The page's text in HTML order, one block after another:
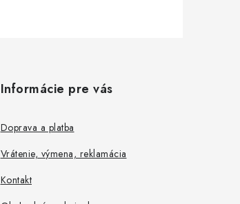
Informácie pre vás
Doprava a platba
Vrátenie, výmena, reklamácia
Kontakt